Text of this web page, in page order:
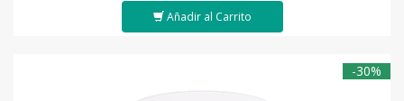
Añadir al Carrito
-30%